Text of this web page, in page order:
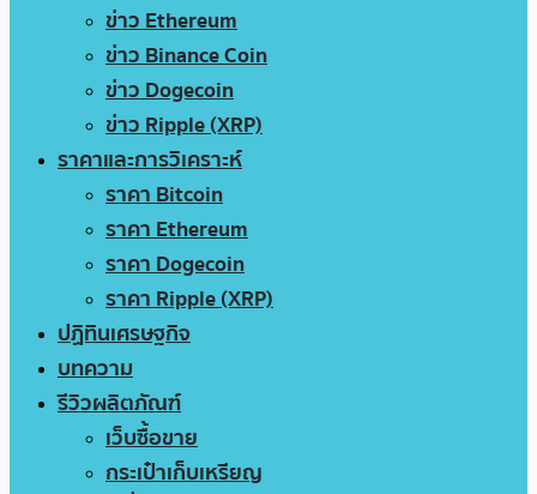
ข่าว Ethereum
ข่าว Binance Coin
ข่าว Dogecoin
ข่าว Ripple (XRP)
ราคาและการวิเคราะห์
ราคา Bitcoin
ราคา Ethereum
ราคา Dogecoin
ราคา Ripple (XRP)
ปฏิทินเศรษฐกิจ
บทความ
รีวิวผลิตภัณฑ์
เว็บซื้อขาย
กระเป๋าเก็บเหรียญ